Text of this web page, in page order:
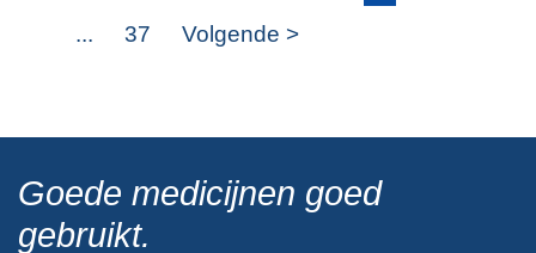
... 37 Volgende >
Goede medicijnen goed
gebruikt.